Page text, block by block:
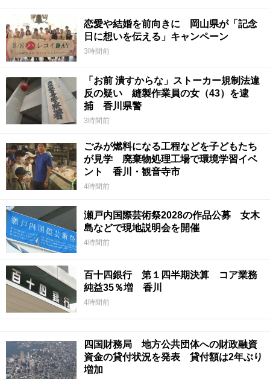
恋愛や結婚を前向きに 岡山県が「記念
日に想いを伝える」キャンペーン
3時間前
「お前 潰すからな」ストーカー規制法違
反の疑い 縫製作業員の女（43）を逮
捕 香川県警
3時間前
ごみが燃料になる工程などを子どもたち
が見学 廃棄物処理工場で環境学習イベ
ント 香川・観音寺市
4時間前
瀬戸内国際芸術祭2028の作品公募 女木
島などで現地説明会を開催
4時間前
百十四銀行 第１四半期決算 コア業務
純益35％増 香川
4時間前
四国財務局 地方公共団体への財政融資
資金の貸付状況を発表 貸付額は2年ぶり
増加